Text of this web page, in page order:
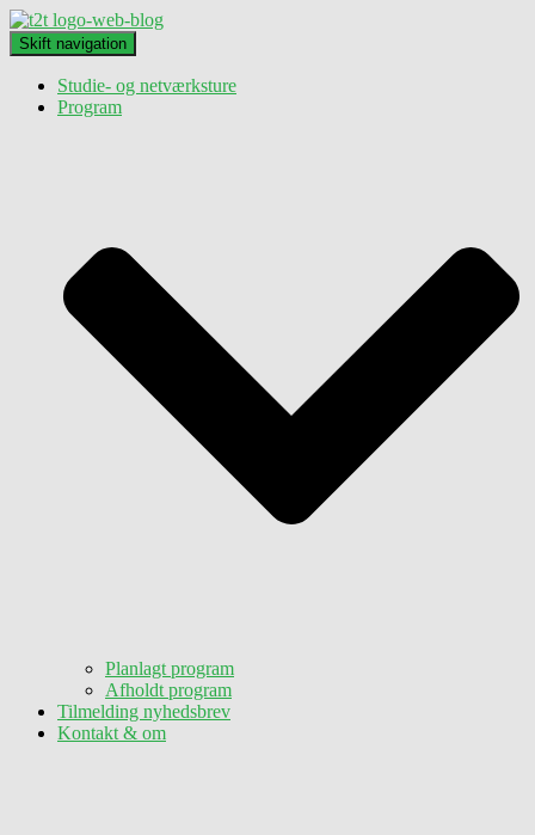
Skift navigation
Studie- og netværksture
Program
Planlagt program
Afholdt program
Tilmelding nyhedsbrev
Kontakt & om